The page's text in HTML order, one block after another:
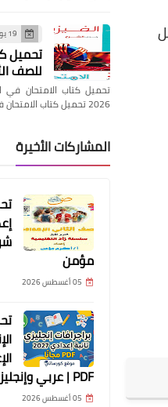
19 يوليو 2025
تحميل
للصف
2026 تحميل كتاب الامتحان في الفيزياء للصف الثالث الثانوي 2…
المشاركات الأخيرة
مؤمن
05 أغسطس 2026
PDF | عربي وإنجليزي مجانًا
05 أغسطس 2026